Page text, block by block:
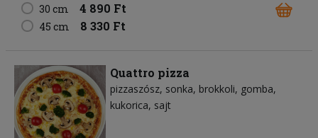
30 cm 4 890 Ft
45 cm 8 330 Ft
Quattro pizza
pizzaszósz sonka brokkoli gomba
kukorica sajt